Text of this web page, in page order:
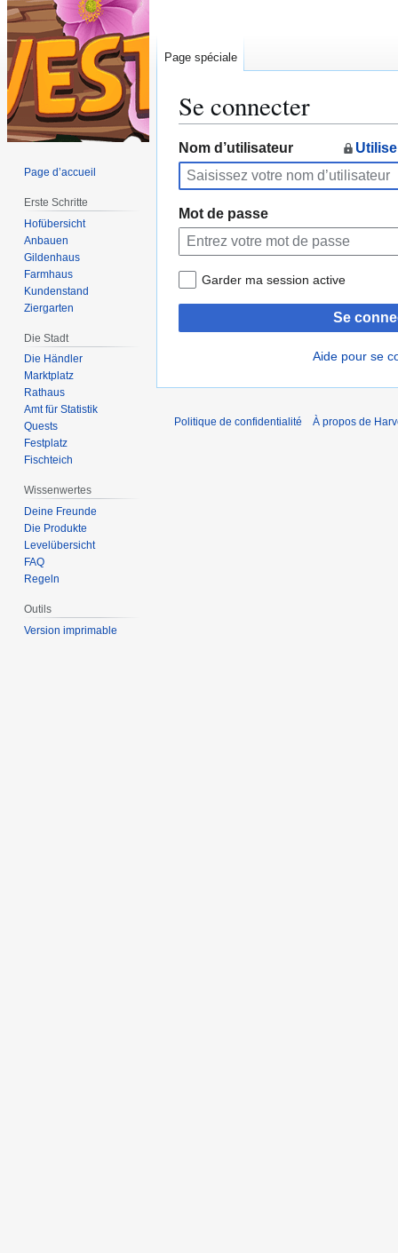
Se connecter
Aller
à
la
navigation
Aller
à
la
recherche
Nom d’utilisateur
Mot de passe
Garder ma session active
Se
Aide pour se
Page spéciale
Page d’accueil
Erste Schritte
Hofübersicht
Anbauen
Gildenhaus
Farmhaus
Kundenstand
Ziergarten
Die Stadt
Die Händler
Marktplatz
Rathaus
Amt für Statistik
Quests
Festplatz
Fischteich
Wissenwertes
Deine Freunde
Die Produkte
Levelübersicht
FAQ
Regeln
Outils
Version imprimable
Politique de confidentialité À propos de